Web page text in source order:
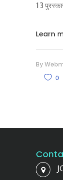
13
Learn
By
0